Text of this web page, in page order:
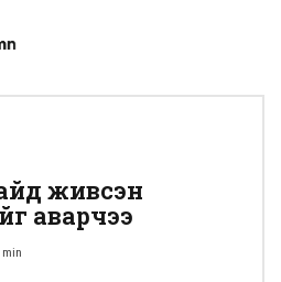
живсэн
аварчээ
min